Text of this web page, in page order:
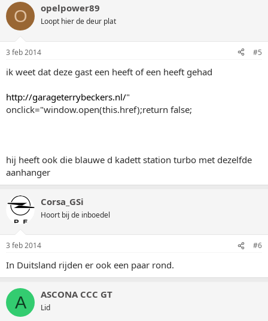
O opelpower89
Loopt hier de deur plat
3 feb 2014 #5
ik weet dat deze gast een heeft of een heeft gehad
http://garageterrybeckers.nl/"
onclick="window.open(this.href);return false;
hij heeft ook die blauwe d kadett station turbo met dezelfde
aanhanger
Corsa_GSi
Hoort bij de inboedel
3 feb 2014 #6
In Duitsland rijden er ook een paar rond.
A ASCONA CCC GT
Lid